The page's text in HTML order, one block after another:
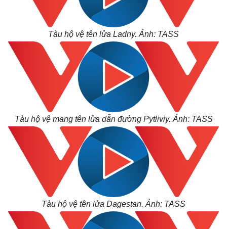
Kinh tế
Thị trường
Tàu hộ vệ tên lửa Ladny. Ảnh: TASS
Tàu hộ vệ mang tên lửa dẫn đường Pytliviy. Ảnh: TASS
Tàu hộ vệ tên lửa Dagestan. Ảnh: TASS